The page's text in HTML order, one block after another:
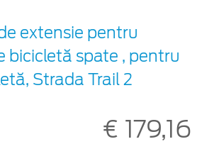
extensie pentru
bicicletă spate , pentru
Strada Trail 2
€ 179,16